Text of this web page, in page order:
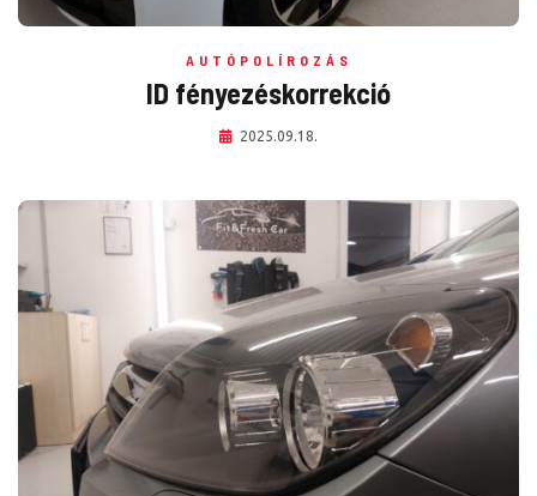
AUTÓPOLÍROZÁS
ID fényezéskorrekció
2025.09.18.